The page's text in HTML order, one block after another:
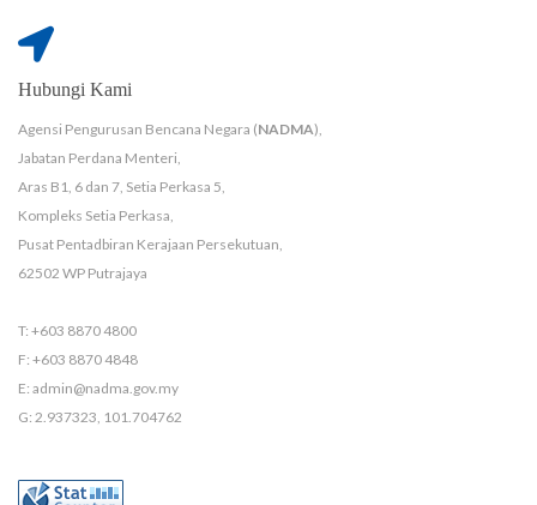
Hubungi Kami
Agensi Pengurusan Bencana Negara (NADMA),
Jabatan Perdana Menteri,
Aras B1, 6 dan 7, Setia Perkasa 5,
Kompleks Setia Perkasa,
Pusat Pentadbiran Kerajaan Persekutuan,
62502 WP Putrajaya
T: +603 8870 4800
F: +603 8870 4848
E: admin@nadma.gov.my
G: 2.937323, 101.704762